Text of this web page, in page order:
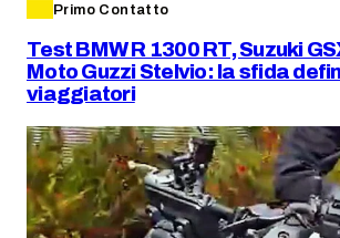
Primo Contatto
Test BMW R 1300 RT, Suzuki
Moto Guzzi Stelvio: la sfida
viaggiatori